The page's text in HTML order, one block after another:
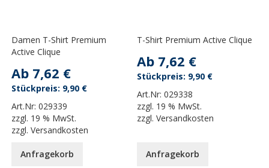
Damen T-Shirt Premium
Active Clique
Ab 7,62 €
Art.Nr:029339
zzgl. 19 % MwSt.
zzgl.Versandkosten
9,90 €
Anfragekorb
T-Shirt Premium Active Clique
Ab 7,62 €
Art.Nr:029338
zzgl. 19 % MwSt.
zzgl.Versandkosten
9,90 €
Anfragekorb